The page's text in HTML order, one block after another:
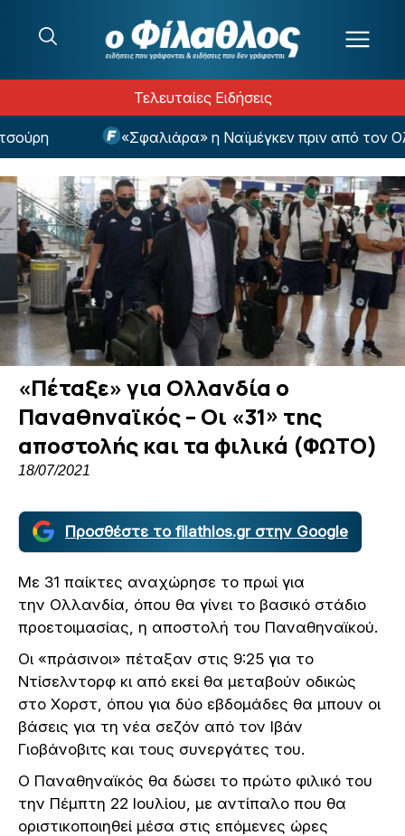
Τελευταίες Ειδήσεις
«Σφαλιάρα» η Ναϊμέγκεν πριν από τον
«Πέταξε» για Ολλανδία ο
Παναθηναϊκός – Οι «31» της
αποστολής και τα φιλικά (ΦΩΤΟ)
18/07/2021
Προσθέστε το filathlos.gr στην Google
Με 31 παίκτες αναχώρησε το πρωί για
την Ολλανδία, όπου θα γίνει το βασικό στάδιο
προετοιμασίας, η αποστολή του Παναθηναϊκού.
Οι «πράσινοι» πέταξαν στις 9:25 για το
Ντίσελντορφ κι από εκεί θα μεταβούν οδικώς
στο Χορστ, όπου για δύο εβδομάδες θα μπουν οι
βάσεις για τη νέα σεζόν από τον Ιβάν
Γιοβάνοβιτς και τους συνεργάτες του.
Ο Παναθηναϊκός θα δώσει το πρώτο φιλικό του
την Πέμπτη 22 Ιουλίου, με αντίπαλο που θα
οριστικοποιηθεί μέσα στις επόμενες ώρες